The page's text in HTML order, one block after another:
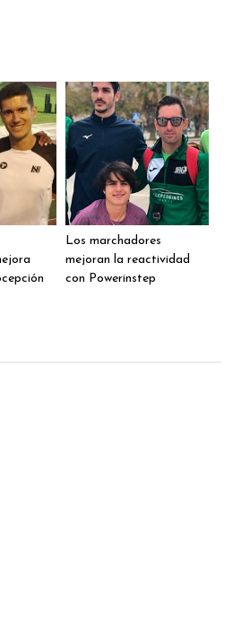
Los marchadores
mejoran la reactividad
con Powerinstep